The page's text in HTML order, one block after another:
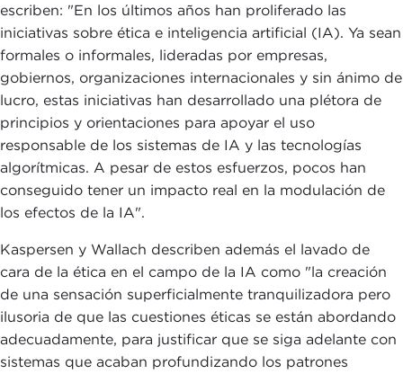
escriben: "En los últimos años han proliferado las
iniciativas sobre ética e inteligencia artificial (IA). Ya sean
formales o informales, lideradas por empresas,
gobiernos, organizaciones internacionales y sin ánimo de
lucro, estas iniciativas han desarrollado una plétora de
principios y orientaciones para apoyar el uso
responsable de los sistemas de IA y las tecnologías
algorítmicas. A pesar de estos esfuerzos, pocos han
conseguido tener un impacto real en la modulación de
los efectos de la IA".
Kaspersen y Wallach describen además el lavado de
cara de la ética en el campo de la IA como "la creación
de una sensación superficialmente tranquilizadora pero
ilusoria de que las cuestiones éticas se están abordando
adecuadamente, para justificar que se siga adelante con
sistemas que acaban profundizando los patrones